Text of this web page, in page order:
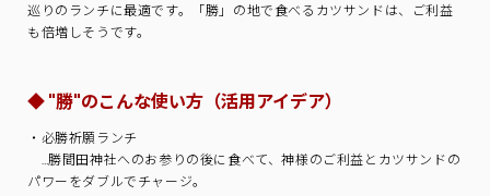
巡りのランチに最適です。「勝」の地で食べるカツサンドは、ご利益
も倍増しそうです。
◆ "勝"のこんな使い方（活用アイデア）
・必勝祈願ランチ
…勝間田神社へのお参りの後に食べて、神様のご利益とカツサンドの
パワーをダブルでチャージ。